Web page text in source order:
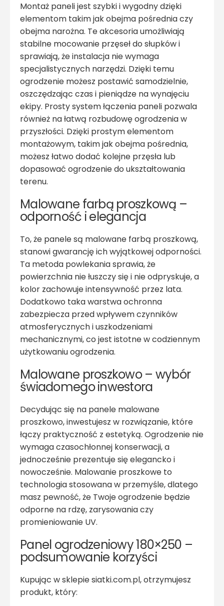
Montaż paneli jest szybki i wygodny dzięki
elementom takim jak obejma pośrednia czy
obejma narożna. Te akcesoria umożliwiają
stabilne mocowanie przęseł do słupków i
sprawiają, że instalacja nie wymaga
specjalistycznych narzędzi. Dzięki temu
ogrodzenie możesz postawić samodzielnie,
oszczędzając czas i pieniądze na wynajęciu
ekipy. Prosty system łączenia paneli pozwala
również na łatwą rozbudowę ogrodzenia w
przyszłości. Dzięki prostym elementom
montażowym, takim jak obejma pośrednia,
możesz łatwo dodać kolejne przęsła lub
dopasować ogrodzenie do ukształtowania
terenu.
Malowane farbą proszkową –
odporność i elegancja
To, że panele są malowane farbą proszkową,
stanowi gwarancję ich wyjątkowej odporności.
Ta metoda powlekania sprawia, że
powierzchnia nie łuszczy się i nie odpryskuje, a
kolor zachowuje intensywność przez lata.
Dodatkowo taka warstwa ochronna
zabezpiecza przed wpływem czynników
atmosferycznych i uszkodzeniami
mechanicznymi, co jest istotne w codziennym
użytkowaniu ogrodzenia.
Malowane proszkowo – wybór
świadomego inwestora
Decydując się na panele malowane
proszkowo, inwestujesz w rozwiązanie, które
łączy praktyczność z estetyką. Ogrodzenie nie
wymaga czasochłonnej konserwacji, a
jednocześnie prezentuje się elegancko i
nowocześnie. Malowanie proszkowe to
technologia stosowana w przemyśle, dlatego
masz pewność, że Twoje ogrodzenie będzie
odporne na rdzę, zarysowania czy
promieniowanie UV.
Panel ogrodzeniowy 180×250 –
podsumowanie korzyści
Kupując w sklepie siatki.com.pl, otrzymujesz
produkt, który: